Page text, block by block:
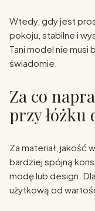
Wtedy, gdy jest
pokoju, stabilne i
Tani model nie musi
świadomie.
Za co
przy łóżku
Za materiał, jakość
bardziej spójną
modę lub design.
użytkową od